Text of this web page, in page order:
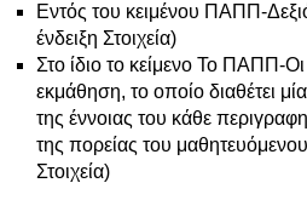
Εντός του κειμένου ΠΑΠΠ-
ένδειξη Στοιχεία)
Στο ίδιο το κείμενο Το ΠΑΠΠ-
εκμάθηση, το οποίο διαθέτει
της έννοιας του κάθε
της πορείας του
Στοιχεία)